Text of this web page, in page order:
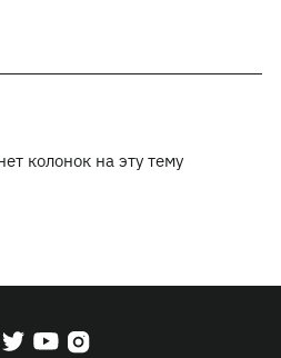
колонок на эту тему